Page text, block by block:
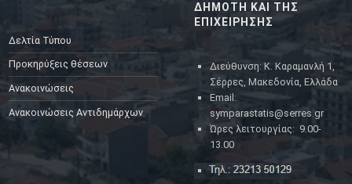
Δελτία Τύπου
Προκηρύξεις θέσεων
Ανακοινώσεις
Ανακοινώσεις Αντιδημάρχων
ΔΗΜΟΤΗ ΚΑΙ ΤΗΣ
ΕΠΙΧΕΙΡΗΣΗΣ
Διεύθυνση: Κ. Καραμανλή 1,
Σέρρες, Μακεδονία, Ελλάδα
Email:
symparastatis@serres.gr
Ώρες λειτουργίας: 9.00-
13.00